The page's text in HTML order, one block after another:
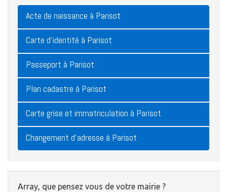
Acte de naissance à Parisot
Carte d'identité à Parisot
Passeport à Parisot
Plan cadastre à Parisot
Carte grise et immatriculation à Parisot
Changement d'adresse à Parisot
Array, que pensez vous de votre mairie ?